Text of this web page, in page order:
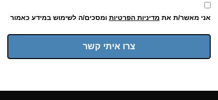
אני מאשר/ת את מדיניות הפרטיות ומסכים/ה לשימוש במידע כאמור
צרו איתי קשר